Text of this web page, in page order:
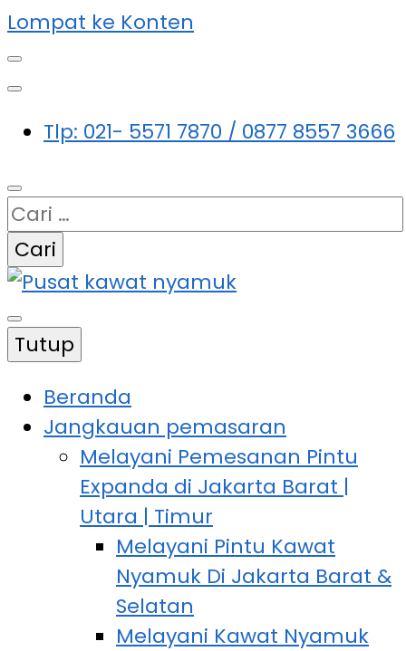
Lompat ke Konten
Tlp: 021- 5571 7870 / 0877 8557 3666
Cari
untuk:
Kawat Nyamuk
Serta Pintu
Kasa Magnet
Harga Terbaik
Tempat jual sekaligus jasa
pembuatan pasang kawat nyamuk
serta pintu kasa magnet harga erbaik,
Kawat nyamuk list magnet untuk
lubang jendela dan ventilasi harga
Tutup
Beranda
Jangkauan pemasaran
Melayani Pemesanan Pintu
Expanda di Jakarta Barat |
Utara | Timur
Melayani Pintu Kawat
Nyamuk Di Jakarta Barat &
Selatan
Melayani Kawat Nyamuk